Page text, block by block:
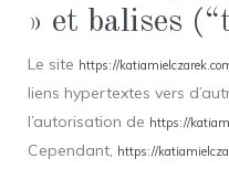
» et balises
Le site https://
liens hypertextes vers
l’autorisation de https://
Cependant, https://